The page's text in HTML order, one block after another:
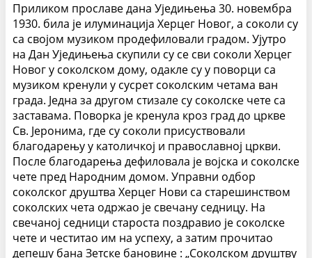
Приликом прославе дана Уједињења 30. новембра
1930. била је илуминација Херцег Новог, а соколи су
са својом музиком продефиловали градом. Ујутро
на Дан Уједињења скупили су се сви соколи Херцег
Новог у соколском дому, одакле су у поворци са
музиком кренули у сусрет соколским четама ван
града. Једна за другом стизале су соколске чете са
заставама. Поворка је кренула кроз град до цркве
Св. Јеронима, где су соколи присуствовали
благодарењу у католичкој и православној цркви.
После благодарења дефиловала је војска и соколске
чете пред Народним домом. Управни одбор
соколског друштва Херцег Нови са старешинством
соколских чета одржао је свечану седницу. На
свечаној седници староста поздравио је соколске
чете и честитао им на успеху, а затим прочитао
депешу бана Зетске бановине : „Соколском друштву